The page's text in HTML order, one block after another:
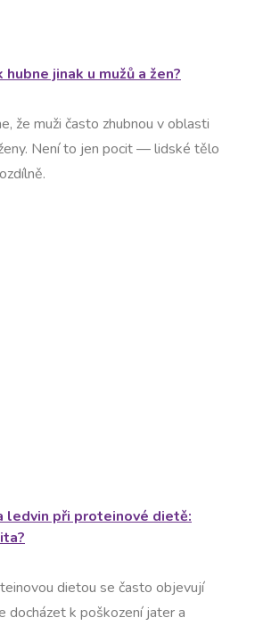
jinak u mužů a žen?
že muži často zhubnou v oblasti
Není to jen pocit — lidské tělo
ledvin při proteinové dietě:
dietou se často objevují
docházet k poškození jater a